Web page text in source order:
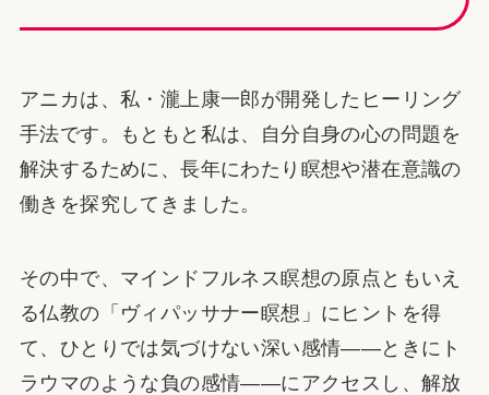
アニカは、私・瀧上康一郎が開発したヒーリング
手法です。もともと私は、自分自身の心の問題を
解決するために、長年にわたり瞑想や潜在意識の
働きを探究してきました。
その中で、マインドフルネス瞑想の原点ともいえ
る仏教の「ヴィパッサナー瞑想」にヒントを得
て、ひとりでは気づけない深い感情——ときにト
ラウマのような負の感情——にアクセスし、解放